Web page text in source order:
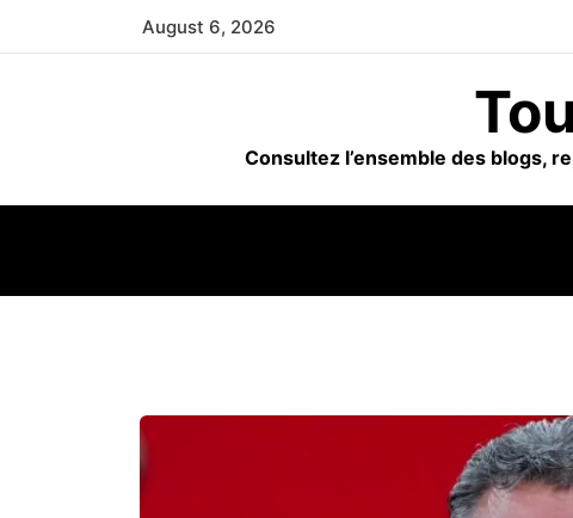
August 6, 2026
Consultez l’ensemble des blogs,